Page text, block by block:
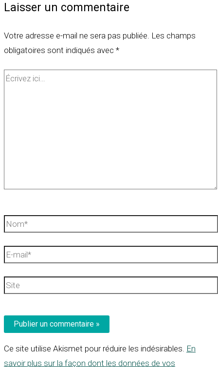
Laisser un commentaire
Votre adresse e-mail ne sera pas publiée. Les champs
obligatoires sont indiqués avec *
Écrivez
Nom*
E-
Site
Ce site utilise Akismet pour réduire les indésirables. En
savoir plus sur la façon dont les données de vos